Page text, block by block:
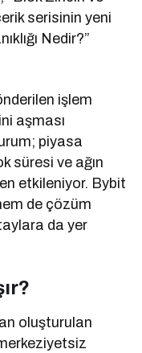
serisinin yeni
Nedir?”
işlem
aşması
piyasa
süresi ve ağın
etkileniyor. Bybit
de çözüm
da yer
oluşturulan